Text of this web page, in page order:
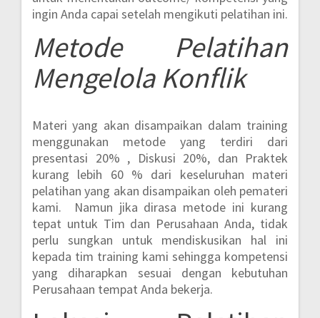
ingin Anda capai setelah mengikuti pelatihan ini.
MetodePelatihan
Mengelola Konflik
Materi yang akan disampaikan dalam training
menggunakan metode yang terdiri dari
presentasi 20% , Diskusi 20%, dan Praktek
kurang lebih 60 % dari keseluruhan materi
pelatihan yang akan disampaikan oleh pemateri
kami. Namun jika dirasa metode ini kurang
tepat untuk Tim dan Perusahaan Anda, tidak
perlu sungkan untuk mendiskusikan hal ini
kepada tim training kami sehingga kompetensi
yang diharapkan sesuai dengan kebutuhan
Perusahaan tempat Anda bekerja.